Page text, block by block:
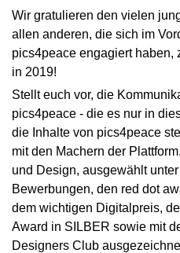
Wir gratulieren den vielen
allen anderen, die sich im
pics4peace engagiert haben,
in 2019!
Stellt euch vor, die
pics4peace - die es nur in
die Inhalte von pics4peace
mit den Machern der
und Design, ausgewählt
Bewerbungen, den red dot
dem wichtigen Digitalpreis,
Award in SILBER sowie mit
Designers Club